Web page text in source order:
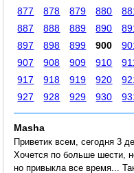
877
878 879 880
887
888 889 890
897
898 899 900
907
908 909 910
917
918 919 920
927
928 929 930
Masha
Приветик всем, сегодня 3
Хочется по больше шести,
но привыкла все время...